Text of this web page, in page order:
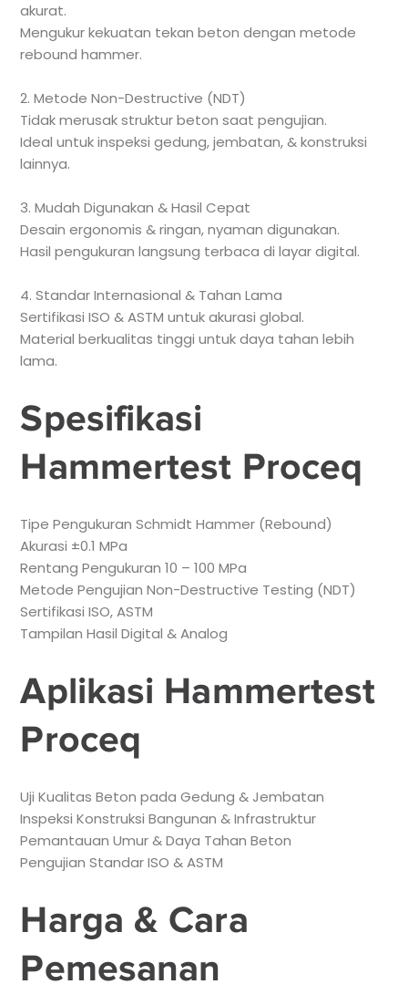
akurat.
Mengukur kekuatan tekan beton dengan metode
rebound hammer.
2. Metode Non-Destructive (NDT)
Tidak merusak struktur beton saat pengujian.
Ideal untuk inspeksi gedung, jembatan, & konstruksi
lainnya.
3. Mudah Digunakan & Hasil Cepat
Desain ergonomis & ringan, nyaman digunakan.
Hasil pengukuran langsung terbaca di layar digital.
4. Standar Internasional & Tahan Lama
Sertifikasi ISO & ASTM untuk akurasi global.
Material berkualitas tinggi untuk daya tahan lebih
lama.
Spesifikasi
Hammertest Proceq
Tipe Pengukuran Schmidt Hammer (Rebound)
Akurasi ±0.1 MPa
Rentang Pengukuran 10 – 100 MPa
Metode Pengujian Non-Destructive Testing (NDT)
Sertifikasi ISO, ASTM
Tampilan Hasil Digital & Analog
Aplikasi Hammertest
Proceq
Uji Kualitas Beton pada Gedung & Jembatan
Inspeksi Konstruksi Bangunan & Infrastruktur
Pemantauan Umur & Daya Tahan Beton
Pengujian Standar ISO & ASTM
Harga & Cara
Pemesanan